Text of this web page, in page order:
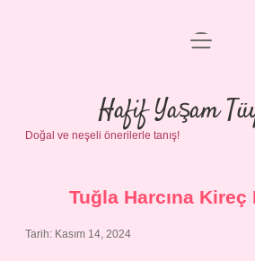
Anasayfa
Gizlilik Politikası
Yasal Uyarı
menüyü
Hafif Yaşam
Doğal ve neşeli önerilerle tanış!
Tuğla Harcına Kireç
Tarih: Kasım 14, 2024